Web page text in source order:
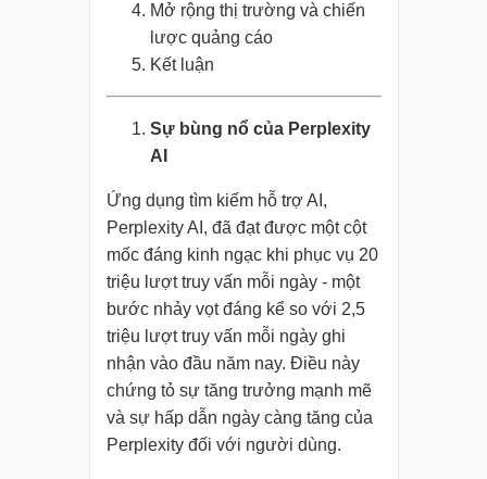
Mở rộng thị trường và chiến
lược quảng cáo
Kết luận
Sự bùng nổ của Perplexity
AI
Ứng dụng tìm kiếm hỗ trợ AI,
Perplexity AI, đã đạt được một cột
mốc đáng kinh ngạc khi phục vụ 20
triệu lượt truy vấn mỗi ngày - một
bước nhảy vọt đáng kể so với 2,5
triệu lượt truy vấn mỗi ngày ghi
nhận vào đầu năm nay. Điều này
chứng tỏ sự tăng trưởng mạnh mẽ
và sự hấp dẫn ngày càng tăng của
Perplexity đối với người dùng.